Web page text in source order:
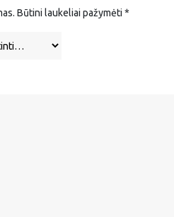
Būtini laukeliai pažymėti *